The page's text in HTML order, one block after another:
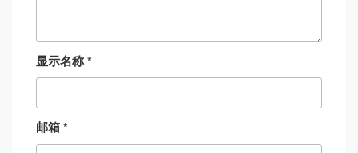
显示名称*
邮箱*